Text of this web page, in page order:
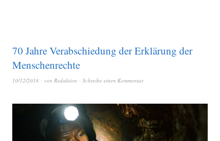
70 Jahre Verabschiedung der Erklärung der
Menschenrechte
10/12/2018 von Redaktion Schreibe einen Kommentar